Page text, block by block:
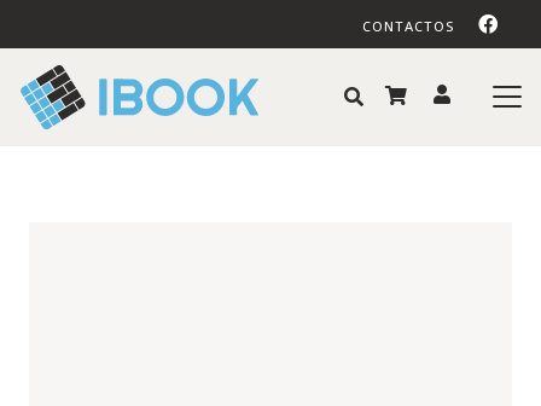
CONTACTOS